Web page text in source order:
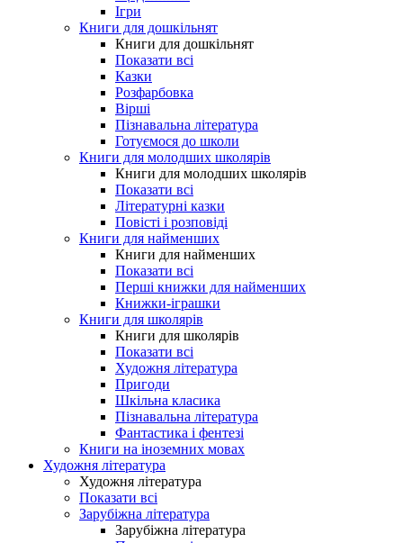
Ігри
Книги для дошкільнят
Книги для дошкільнят
Показати всі
Казки
Розфарбовка
Вірші
Пізнавальна література
Готуємося до школи
Книги для молодших школярів
Книги для молодших школярів
Показати всі
Літературні казки
Повісті і розповіді
Книги для найменших
Книги для найменших
Показати всі
Перші книжки для найменших
Книжки-іграшки
Книги для школярів
Книги для школярів
Показати всі
Художня література
Пригоди
Шкільна класика
Пізнавальна література
Фантастика і фентезі
Книги на іноземних мовах
Художня література
Художня література
Показати всі
Зарубіжна література
Зарубіжна література